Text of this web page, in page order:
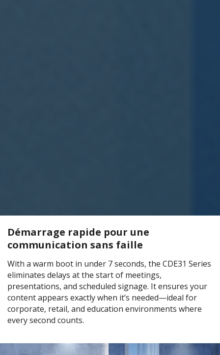
Démarrage rapide pour une
communication sans faille
With a warm boot in under 7 seconds, the CDE31 Series
eliminates delays at the start of meetings,
presentations, and scheduled signage. It ensures your
content appears exactly when it’s needed—ideal for
corporate, retail, and education environments where
every second counts.